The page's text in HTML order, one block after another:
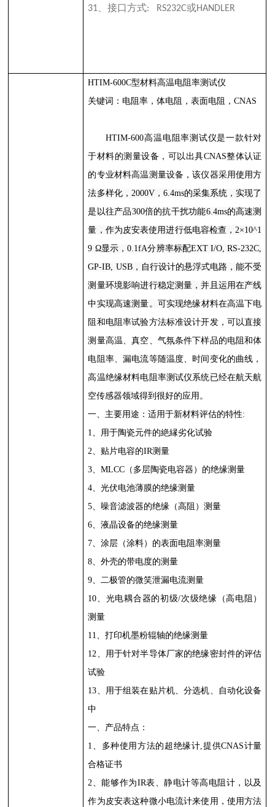
31 、接口方式: RS232C或HANDLER
HTIM-600C型材料高温电阻率测试仪
关键词：电阻率，体电阻，表面电阻，CNAS
HTIM-600高温电阻率测试仪是一款针对
于材料的测量设备，可以出具CNAS整体认证
的专业材料高温测量设备，该仪器采用使用方
法多样化， 2000V， 6.4ms的采集系统，实现了
是以往产品300倍的抗干扰功能6.4ms的高速测
量，作为皮安表使用进行低电容检查， 2×10^1
9 Ω显示，0.1fA分辨率标配EXT I/O, RS-232C,
GP-IB, USB，自行设计的悬浮式电路，能不受
测量环境影响进行稳定测量，并且运用在产线
中实现高速测量。可实现绝缘材料在高温下电
阻和电阻率试验方法标准设计开发，可以直接
测量高温、真空、气氛条件下样品的电阻和体
电阻率、漏电流等随温度、时间变化的曲线，
高温绝缘材料电阻率测试仪系统已经在航天航
空传感器领域得到很好的应用。
一、主要用途：适用于新材料评估的特性:
1
、用于陶瓷元件的絶縁劣化试验
2 、贴片电容的IR测量
3 、MLCC （多层陶瓷电容器）的绝缘测量
4 、光伏电池薄膜的绝缘测量
5 、噪音滤波器的绝缘（高阻）测量
6 、液晶设备的绝缘测量
7 、涂层（涂料）的表面电阻率测量
8 、外壳的带电度的测量
9 、二极管的微笑泄漏电流测量
10 、光电耦合器的初级/次级绝缘（高电阻）
测量
11
、打印机墨粉辊轴的绝缘测量
12 、用于针对半导体厂家的绝缘密封件的评估
试验
13 、用于组装在贴片机、分选机、自动化设备
中
一、产品特点：
1
、多种使用方法的超绝缘计 提供CNAS计量
合格证书
2 、能够作为IR表、静电计等高电阻计，以及
作为皮安表这种微小电流计来使用，使用方法